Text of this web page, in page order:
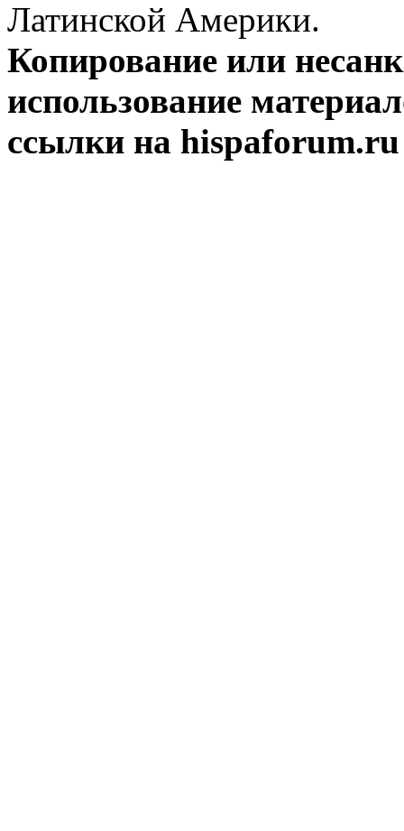
Латинской Америки.
Копирование или
использование
ссылки на hispaforum.ru